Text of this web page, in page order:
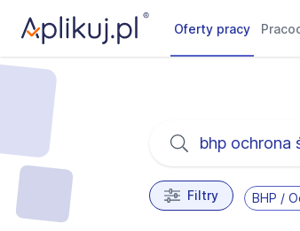
Oferty pracy
Filtry BHP /